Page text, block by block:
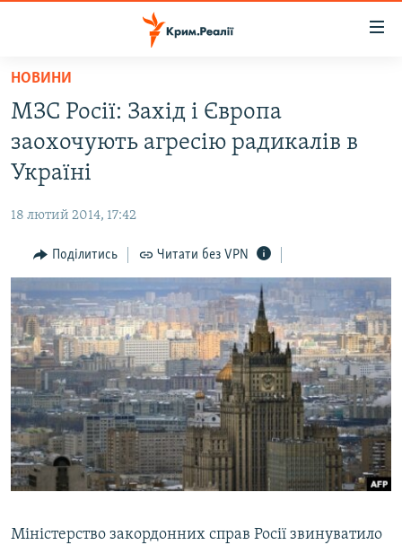
Перейти
основного
матеріалу
Перейти
до
основної
Перейти
до
пошуку
ВІДЕО ТА ФОТО
БЛОГИ
ПОГЛЯД
ІНТЕРВ'Ю
ВСЕ ЗА ДЕНЬ
СПЕЦПРОЕКТИ
ДЕПОРТАЦІЯ
ВІДЕОУРОКИ «ELIFBE»
СВІДЧЕННЯ ОКУПАЦІЇ
УКРАЇНСЬКА ПРОБЛЕМА КРИМУ
ЯК ОБІЙТИ БЛОКУВАННЯ
Русский
Qırımtatar
НОВИНИ
МЗС Росії: Захід і Європа
заохочують агресію радикалів в
Україні
18 лютий 2014, 17:42
Поділитись Читати без VPN
Міністерство закордонних справ Росії звинуватило